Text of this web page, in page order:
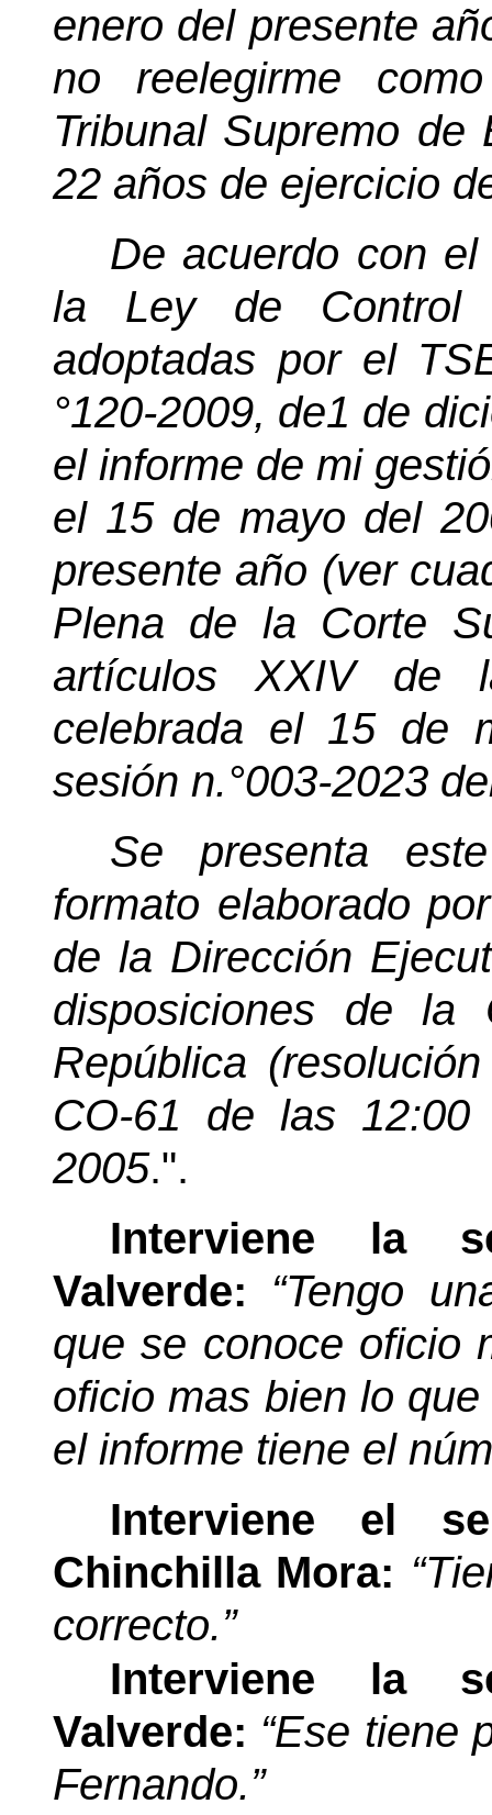
enero del presente
no reelegirme
Tribunal Supremo de
22 años de ejercicio
De acuerdo con
la Ley de Control
adoptadas por el
°120-2009, de1 de
el informe de mi
el 15 de mayo del
presente año (ver
Plena de la Corte
artículos XXIV de
celebrada el 15 de
sesión n.°003-2023
Se presenta
formato elaborado
de la Dirección
disposiciones de la
República
CO-61 de las
2005.".
Interviene la
Valverde: “Tengo
que se conoce oficio
oficio mas bien lo
el informe tiene el
Interviene el
Chinchilla Mora:
correcto.”
Interviene la
Valverde: “Ese tiene
Fernando.”